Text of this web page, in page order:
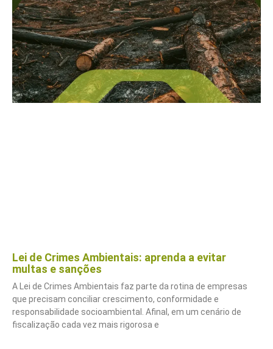
Lei de Crimes Ambientais: aprenda a evitar
multas e sanções
A Lei de Crimes Ambientais faz parte da rotina de empresas
que precisam conciliar crescimento, conformidade e
responsabilidade socioambiental. Afinal, em um cenário de
fiscalização cada vez mais rigorosa e